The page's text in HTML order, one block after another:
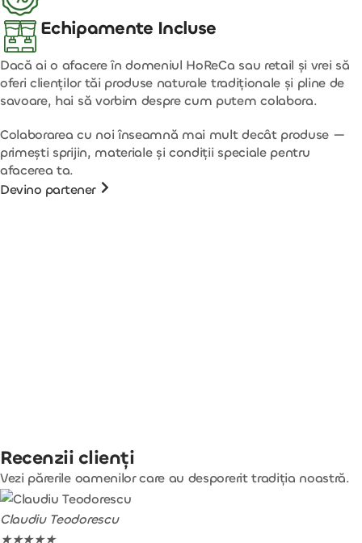
Echipamente Incluse
Dacă ai o afacere în domeniul HoReCa sau retail și vrei să
oferi clienților tăi produse naturale tradiționale și pline de
savoare, hai să vorbim despre cum putem colabora.
Colaborarea cu noi înseamnă mai mult decât produse —
primești sprijin, materiale și condiții speciale pentru
afacerea ta.
Devino partener
Recenzii clienți
Vezi părerile oamenilor care au desporerit tradiția noastră.
Claudiu Teodorescu
★★★★★